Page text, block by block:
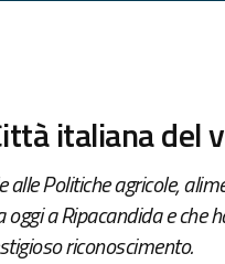
italiana del
Politiche agricole,
a Ripacandida e che
riconoscimento.